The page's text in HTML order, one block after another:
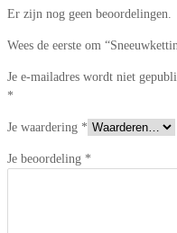
Er zijn nog geen beoordelingen.
Wees de eerste om
Je e-mailadres wordt niet
*
Je waardering *
Je beoordeling *